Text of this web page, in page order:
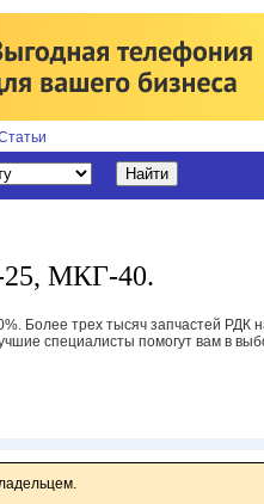
25, МКГ-40.
Более трех тысяч запчастей РДК
специалисты помогут вам в